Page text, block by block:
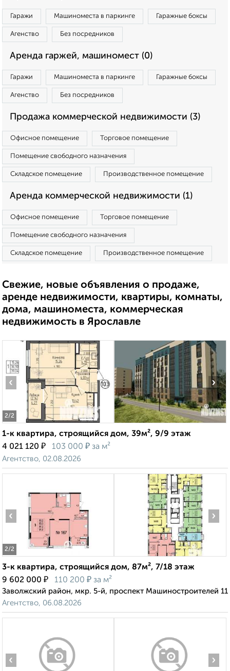
Гаражи Машиноместа в паркинге Гаражные боксы
Агенство Без посредников
Аренда гаржей, машиномест (0)
Гаражи Машиноместа в паркинге Гаражные боксы
Агенство Без посредников
Продажа коммерческой недвижимости (3)
Офисное помещение Торговое помещение
Помещение свободного назначения
Складское помещение Производственное помещение
Аренда коммерческой недвижимости (1)
Офисное помещение Торговое помещение
Помещение свободного назначения
Складское помещение Производственное помещение
Свежие, новые объявления о продаже,
аренде недвижимости, квартиры, комнаты,
дома, машиноместа, коммерческая
недвижимость в Ярославле
2/2
‹ ›
1-к квартира, строящийся дом, 39м², 9/9 этаж
4 021 120 ₽ 103 000 ₽ за м²
Агентство, 02.08.2026
2/2
‹ ›
3-к квартира, строящийся дом, 87м², 7/18 этаж
9 602 000 ₽ 110 200 ₽ за м²
Заволжский район, мкр. 5-й, проспект Машиностроителей 11
Агентство, 06.08.2026
‹ ›